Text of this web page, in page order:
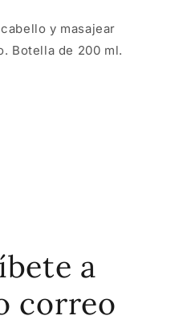
y masajear
Botella de 200 ml.
a
correo